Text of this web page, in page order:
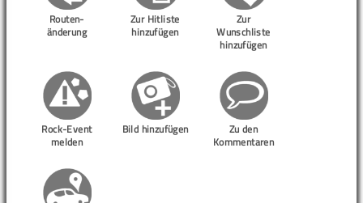
Routen-
änderung
Zur Hitliste
hinzufügen
Zur
Wunschliste
hinzufügen
Rock-Event
melden
Bild hinzufügen
Zu den
Kommentaren